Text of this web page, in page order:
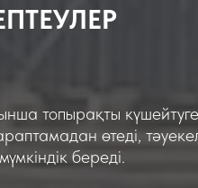
топырақты
өтеді,
береді.